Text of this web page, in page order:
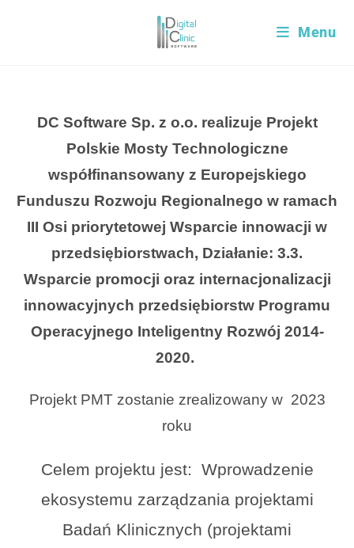
Menu
DC Software Sp. z o.o. realizuje Projekt
Polskie Mosty Technologiczne
współfinansowany z Europejskiego
Funduszu Rozwoju Regionalnego w ramach
III Osi priorytetowej Wsparcie innowacji w
przedsiębiorstwach, Działanie: 3.3.
Wsparcie promocji oraz internacjonalizacji
innowacyjnych przedsiębiorstw Programu
Operacyjnego Inteligentny Rozwój 2014-
2020.
Projekt PMT zostanie zrealizowany w 2023
roku
Celem projektu jest: Wprowadzenie
ekosystemu zarządzania projektami
Badań Klinicznych (projektami